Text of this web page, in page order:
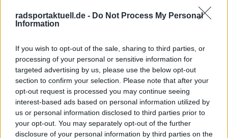
radsportaktuell.de - Do Not Process My Personal
Information
If you wish to opt-out of the sale, sharing to third parties, or
processing of your personal or sensitive information for
targeted advertising by us, please use the below opt-out
section to confirm your selection. Please note that after your
opt-out request is processed you may continue seeing
interest-based ads based on personal information utilized by
us or personal information disclosed to third parties prior to
your opt-out. You may separately opt-out of the further
disclosure of your personal information by third parties on the
26 -5 VINE Jay AUS
UAE
Thymen
INEOS
28 +18 MILAN Jonathan
29 -12
PELLIZZARI
Giulio
ITA
RED
30 -4
VAUQUELIN
Kevin
FRA
INEOS